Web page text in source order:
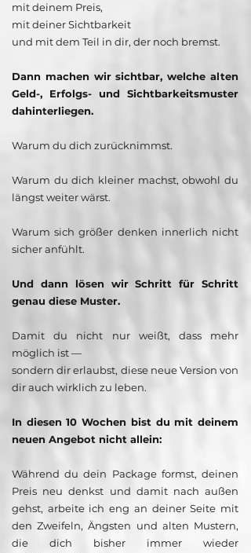
mit deinem Preis,
mit deiner Sichtbarkeit
und mit dem Teil in dir, der noch bremst.
Dann machen wir sichtbar, welche alten
Geld-, Erfolgs- und Sichtbarkeitsmuster
dahinterliegen.
Warum du dich zurücknimmst.
Warum du dich kleiner machst, obwohl du
längst weiter wärst.
Warum sich größer denken innerlich nicht
sicher anfühlt.
Und dann lösen wir Schritt für Schritt
genau diese Muster.
Damit du nicht nur weißt, dass mehr
möglich ist —
sondern dir erlaubst, diese neue Version von
dir auch wirklich zu leben.
In diesen 10 Wochen bist du mit deinem
neuen Angebot nicht allein:
Während du dein Package formst, deinen
Preis neu denkst und damit nach außen
gehst, arbeite ich eng an deiner Seite mit
den Zweifeln, Ängsten und alten Mustern,
die dich bisher immer wieder